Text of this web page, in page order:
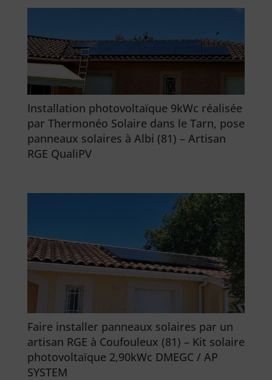
Installation photovoltaïque 9kWc réalisée
par Thermonéo Solaire dans le Tarn, pose
panneaux solaires à Albi (81) – Artisan
RGE QualiPV
Faire installer panneaux solaires par un
artisan RGE à Coufouleux (81) – Kit solaire
photovoltaïque 2,90kWc DMEGC / AP
SYSTEM